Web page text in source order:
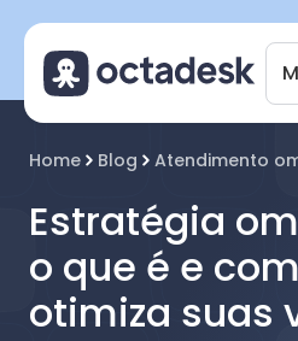
Home Blog Atendimento
Estratégia
o que é e
otimiza suas
Octadesk
Online agora